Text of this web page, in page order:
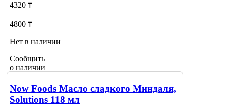
4320 ₸
4800 ₸
Нет в наличии
Сообщить
о наличии
Now Foods Масло сладкого Миндаля,
Solutions 118 мл